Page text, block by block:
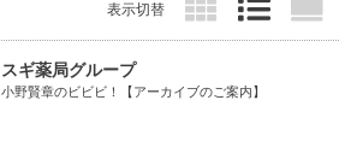
表示切替
スギ薬局グループ
小野賢章のビビビ！【アーカイブのご案内】